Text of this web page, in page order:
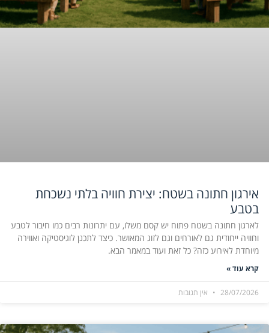
אירגון חתונה בשטח: יצירת חוויה בלתי נשכחת
בטבע
לארגון חתונה בשטח פתוח יש קסם משלו, עם יתרונות רבים כמו חיבור לטבע
וחוויה ייחודית גם לאורחים וגם לזוג המאושר. כיצד לתכנן לוגיסטיקה ואווירה
מיוחדת לאירוע כזה? כל זאת ועוד במאמר הבא.
קרא עוד »
28/07/2026 אין תגובות